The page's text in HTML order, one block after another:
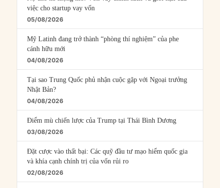
việc cho startup vay vốn
05/08/2026
Mỹ Latinh đang trở thành “phòng thí nghiệm” của phe
cánh hữu mới
04/08/2026
Tại sao Trung Quốc phủ nhận cuộc gặp với Ngoại trưởng
Nhật Bản?
04/08/2026
Điểm mù chiến lược của Trump tại Thái Bình Dương
03/08/2026
Đặt cược vào thất bại: Các quỹ đầu tư mạo hiểm quốc gia
và khía cạnh chính trị của vốn rủi ro
02/08/2026